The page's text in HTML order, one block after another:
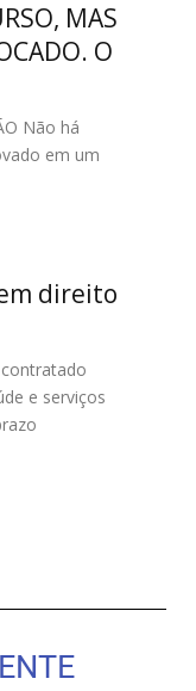
MAS
O
Não há
em um
direito
e serviços